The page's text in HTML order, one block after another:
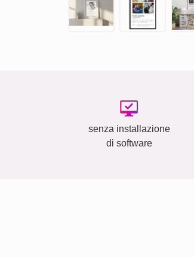
senza installazione
di software